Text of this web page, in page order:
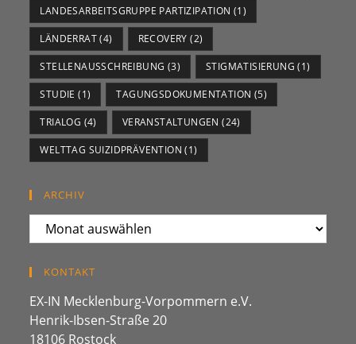
LANDESARBEITSGRUPPE PARTIZIPATION (1)
LÄNDERRAT(4) RECOVERY (2)
STELLENAUSSCHREIBUNG (3) STIGMATISIERUNG (1)
STUDIE (1) TAGUNGSDOKUMENTATION (5)
TRIALOG (4) VERANSTALTUNGEN (24)
WELTTAG SUIZIDPRÄVENTION (1)
ARCHIV
ARCHIV
KONTAKT
EX-IN Mecklenburg-Vorpommern e.V.
Henrik-Ibsen-Straße 20
18106 Rostock